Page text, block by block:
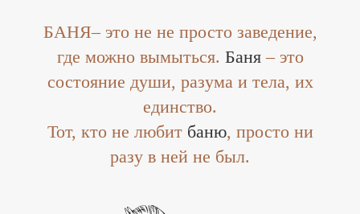
БАНЯ– это не не просто заведение,
где можно вымыться. Баня– это
состояние души, разума и тела, их
единство.
Тот, кто не любит баню, просто ни
разу в ней не был.